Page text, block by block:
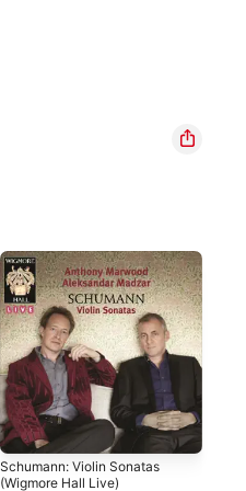
Schumann: Violin Sonatas
(Wigmore Hall Live)